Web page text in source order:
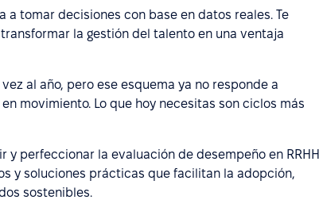
a tomar decisiones con base en datos reales. Te
la gestión del talento en una ventaja
al año, pero ese esquema ya no responde a
movimiento. Lo que hoy necesitas son ciclos más
perfeccionar la evaluación de desempeño en RRHH
y soluciones prácticas que facilitan la adopción,
sostenibles.